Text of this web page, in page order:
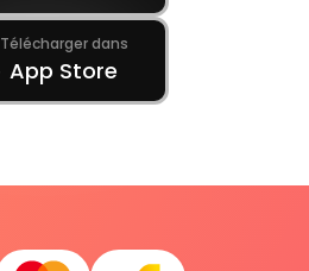
Télécharger dans
App Store